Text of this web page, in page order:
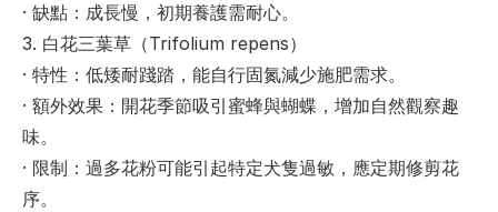
· 缺點 ：成長慢，初期養護需耐心。
3. 白花三葉草（Trifolium repens）
· 特性 ：低矮耐踐踏，能自行固氮減少施肥需求。
· 額外效果 ：開花季節吸引蜜蜂與蝴蝶，增加自然觀察趣
味。
· 限制 ：過多花粉可能引起特定犬隻過敏，應定期修剪花
序。